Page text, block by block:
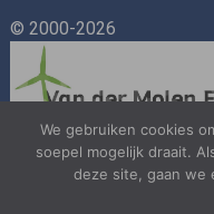
© 2000-2026
voorwaarden
Privacybeleid
We gebruiken cookies
soepel mogelijk draait.
deze site, gaan we